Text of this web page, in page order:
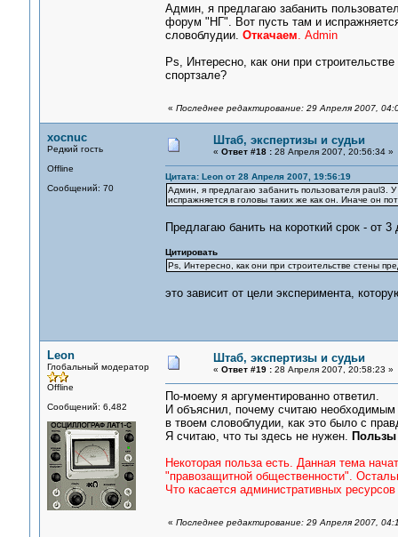
Админ, я предлагаю забанить
форум "НГ". Вот пусть там и
словоблудии. Откачаем. Admin
Ps, Интересно, как они при
спортзале?
« Последнее редактирование: 29 Апреля 2007,
xocnuc
Редкий гость
Offline
Сообщений: 70
Штаб, экспертизы и судьи
« Ответ #18 :28 Апреля 2007, 20:56:34 »
Цитата: Leon от 28 Апреля 2007, 19:56:19
Админ, я предлагаю забанить пользователя paul3.
испражняется в головы таких же как он. Иначе он
Предлагаю банить на короткий срок - от 3
Цитировать
Ps, Интересно, как они при строительстве стены
это зависит от цели эксперимента,
Leon
Глобальный модератор
Offline
Сообщений: 6,482
Штаб, экспертизы и судьи
« Ответ #19 :28 Апреля 2007, 20:58:23 »
По-моему я аргументированно ответил.
И объяснил, почему считаю необходимым
в твоем словоблудии, как это было с
Я считаю, что ты здесь не нужен. Пользы
Некоторая польза есть. Данная тема
"правозащитной общественности".
Что касается административных
« Последнее редактирование: 29 Апреля 2007,